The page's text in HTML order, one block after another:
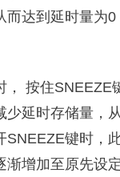
达到延时量为0
按住SNEEZE
延时存储量，
键时，
增加至原先设